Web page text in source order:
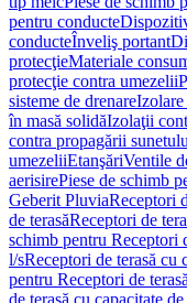
pentru conducte
conducteÎnveliş portant
protecţieMateriale
protecţie contra umezelii
sisteme de drenareIzolare
în masă solidăIzolaţii
contra propagării
umezeliiEtanşăriVentile
aerisirePiese de schimb
Geberit PluviaReceptori
de terasăReceptori de
schimb pentru Receptori
l/sReceptori de terasă cu
pentru Receptori de
de terasă cu capacitate